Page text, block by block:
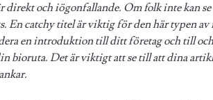
direkt och iögonfallande. Om folk inte kan se
En catchy titel är viktig för den här typen
en introduktion till ditt företag och till
bioruta. Det är viktigt att se till att dina